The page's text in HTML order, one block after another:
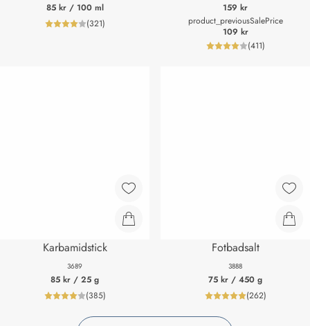
85 kr/ 100 ml
product_reviewNumberLabel
(321)
159 kr
product_previousSalePrice
109 kr
(411)
Karbamidstick
3689
85 kr / 25 g
product_reviewNumberLabel
(385)
Fotbadsalt
3888
75 kr / 450 g
(262)